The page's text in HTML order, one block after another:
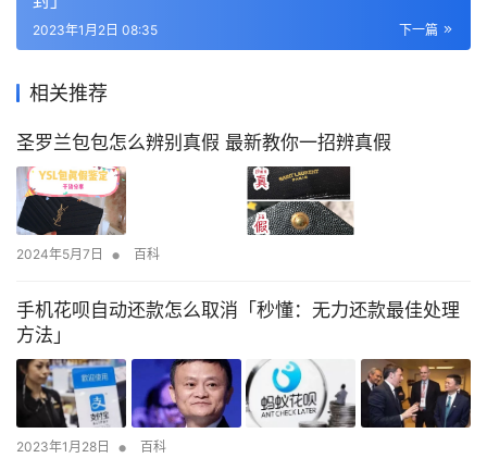
下一篇
2023年1月2日 08:35
相关推荐
圣罗兰包包怎么辨别真假 最新教你一招辨真假
2024年5月7日 • 百科
手机花呗自动还款怎么取消「秒懂：无力还款最佳处理
方法」
2023年1月28日 • 百科